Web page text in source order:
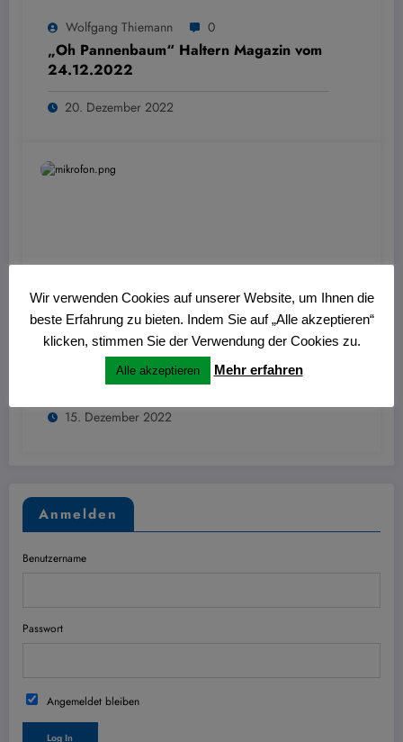
Wolfgang Thiemann 0
„Oh Pannenbaum“ Haltern Magazin vom
24.12.2022
20. Dezember 2022
Wolfgang Thiemann 0
Journal am Sonntag vom 18.12.2022:
Visbecker Leuchten
15. Dezember 2022
Anmelden
Benutzername
Passwort
Angemeldet bleiben
Wir verwenden Cookies auf unserer Website, um Ihnen die
beste Erfahrung zu bieten. Indem Sie auf „Alle akzeptieren“
klicken, stimmen Sie der Verwendung der Cookies zu.
Alle akzeptieren Mehr erfahren